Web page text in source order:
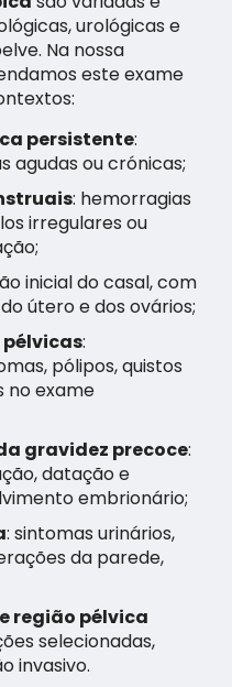
urológicas e
Na nossa
este exame
persistente:
agudas ou crónicas;
: hemorragias
irregulares ou
inicial do casal, com
útero e dos ovários;
pélvicas:
pólipos, quistos
no exame
gravidez precoce:
datação e
embrionário;
: sintomas urinários,
da parede,
região pélvica
selecionadas,
invasivo.